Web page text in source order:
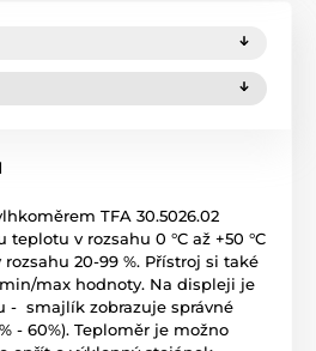
TFA 30.5026.02
teplotu v rozsahu 0 °C až +50 °C
20-99 %. Přístroj si také
max hodnoty. Na displeji je
- smajlík zobrazuje správné
- 60%). Teploměr je možno